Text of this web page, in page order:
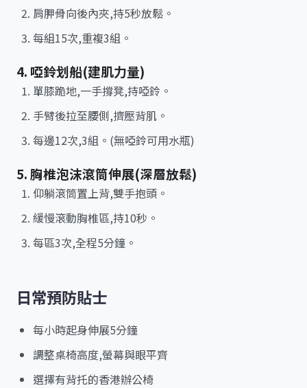
肩胛骨向後內夾,持5秒放鬆。
每組15次,重複3組。
4. 啞鈴划船(建肌力量)
單膝跪地,一手撐凳,持啞鈴。
手臂後拉至腰側,擠壓背肌。
每邊12次,3組。(無啞鈴可用水瓶)
5. 胸椎泡沫滾筒伸展(深層放鬆)
仰躺滾筒置上背,雙手抱頭。
緩慢滾動胸椎區,持10秒。
每區3次,全程5分鐘。
日常預防貼士
每小時起身伸展5分鐘
調整桌椅高度,螢幕與眼平齊
選擇有背托的香港辦公椅